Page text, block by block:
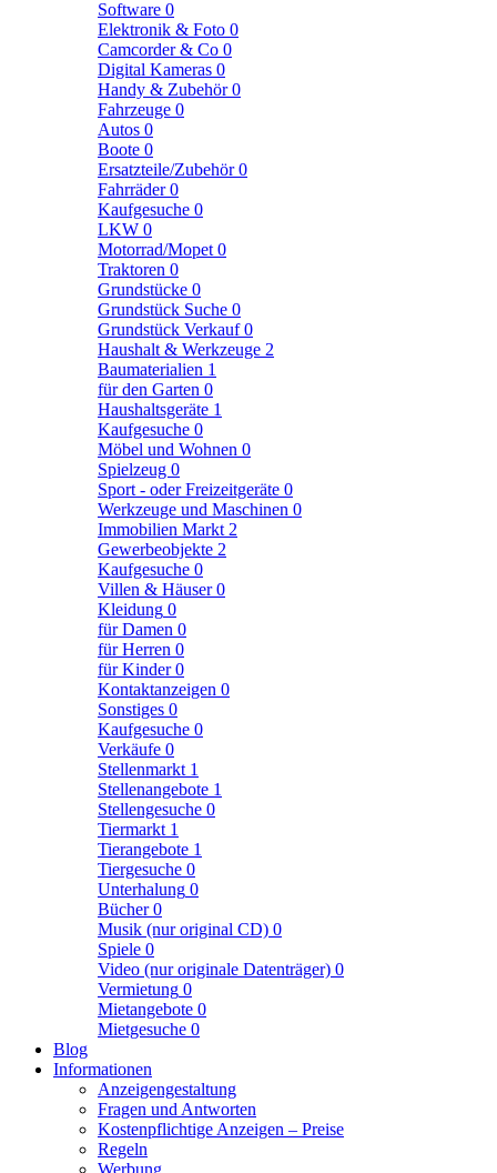
Software 0
Elektronik & Foto 0
Camcorder & Co 0
Digital Kameras 0
Handy & Zubehör0
Fahrzeuge 0
Autos 0
Boote 0
Ersatzteile/Zubehör0
Fahrräder0
Kaufgesuche 0
LKW 0
Motorrad/Mopet 0
Traktoren 0
Grundstücke 0
Grundstück Suche 0
Grundstück Verkauf0
Haushalt & Werkzeuge 2
Baumaterialien 1
für den Garten 0
Haushaltsgeräte 1
Kaufgesuche 0
Möbel und Wohnen 0
Spielzeug 0
Sport - oder Freizeitgeräte 0
Werkzeuge und Maschinen 0
Immobilien Markt 2
Gewerbeobjekte 2
Kaufgesuche 0
Villen & Häuser0
Kleidung 0
für Damen 0
für Herren 0
für Kinder0
Kontaktanzeigen 0
Sonstiges 0
Kaufgesuche 0
Verkäufe 0
Stellenmarkt 1
Stellenangebote 1
Stellengesuche 0
Tiermarkt 1
Tierangebote 1
Tiergesuche 0
Unterhalung 0
Bücher0
Musik (nur original CD) 0
Spiele 0
Video (nur originale Datenträger) 0
Vermietung 0
Mietangebote 0
Mietgesuche 0
Blog
Informationen
Anzeigengestaltung
Fragen und Antworten
Kostenpflichtige Anzeigen – Preise
Regeln
Werbung